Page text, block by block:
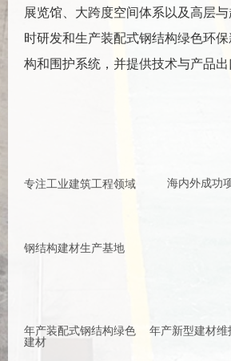
展览馆、大跨度空间体系以及高层
时研发和生产装配式钢结构绿色环
构和围护系统，并提供技术与产品
专注工业建筑工程领域 海内外成功
钢结构建材生产基地
年产装配式钢结构绿色
建材
年产新型建材维